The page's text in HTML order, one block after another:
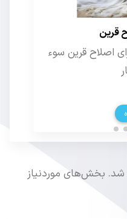
غریبه
قاضی و علامه
غریبه
شد. بخش‌های موردنیاز